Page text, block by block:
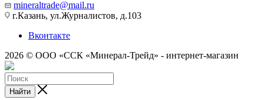
mineraltrade@mail.ru
г.Казань, ул.Журналистов, д.103
Вконтакте
2026 © ООО «ССК «Минерал-Трейд» - интернет-магазин
Найти